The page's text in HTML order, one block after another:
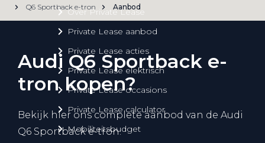
Over Private Lease
Private Lease aanbod
Private Lease acties
Private Lease elektrisch
Private Lease occasions
Private Lease calculator
Mobiliteitsbudget
Q6 Sportback e-tron Aanbod
Audi Q6 Sportback e-
tron kopen?
Bekijk hier ons complete aanbod van de Audi
Q6 Sportback e-tron.